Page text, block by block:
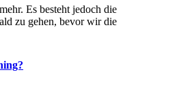
Es besteht jedoch die
zu gehen, bevor wir die